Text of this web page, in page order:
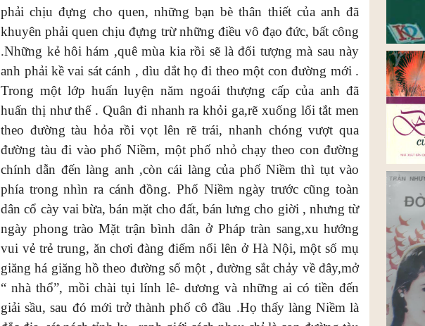
phải chịu đựng cho quen, những bạn bè thân thiết của anh đã
khuyên phải quen chịu đựng trừ những điều vô đạo đức, bất công
.Những kẻ hôi hám ,quê mùa kia rồi sẽ là đối tượng mà sau này
anh phải kề vai sát cánh , dìu dắt họ đi theo một con đường mới .
Trong một lớp huấn luyện năm ngoái thượng cấp của anh đã
huấn thị như thế . Quân đi nhanh ra khỏi ga,rẽ xuống lối tắt men
theo đường tàu hỏa rồi vọt lên rẽ trái, nhanh chóng vượt qua
đường tàu đi vào phố Niềm, một phố nhỏ chạy theo con đường
chính dẫn đến làng anh ,còn cái làng của phố Niềm thì tụt vào
phía trong nhìn ra cánh đồng. Phố Niềm ngày trước cũng toàn
dân cổ cày vai bừa, bán mặt cho đất, bán lưng cho giời , nhưng từ
ngày phong trào Mặt trận bình dân ở Pháp tràn sang,xu hướng
vui vẻ trẻ trung, ăn chơi đàng điếm nổi lên ở Hà Nội, một số mụ
giăng há giăng hồ theo đường số một , đường sắt chảy về đây,mở
“ nhà thổ”, mồi chài tụi lính lê- dương và những ai có tiền đến
giải sầu, sau đó mới trở thành phố cô đầu .Họ thấy làng Niềm là